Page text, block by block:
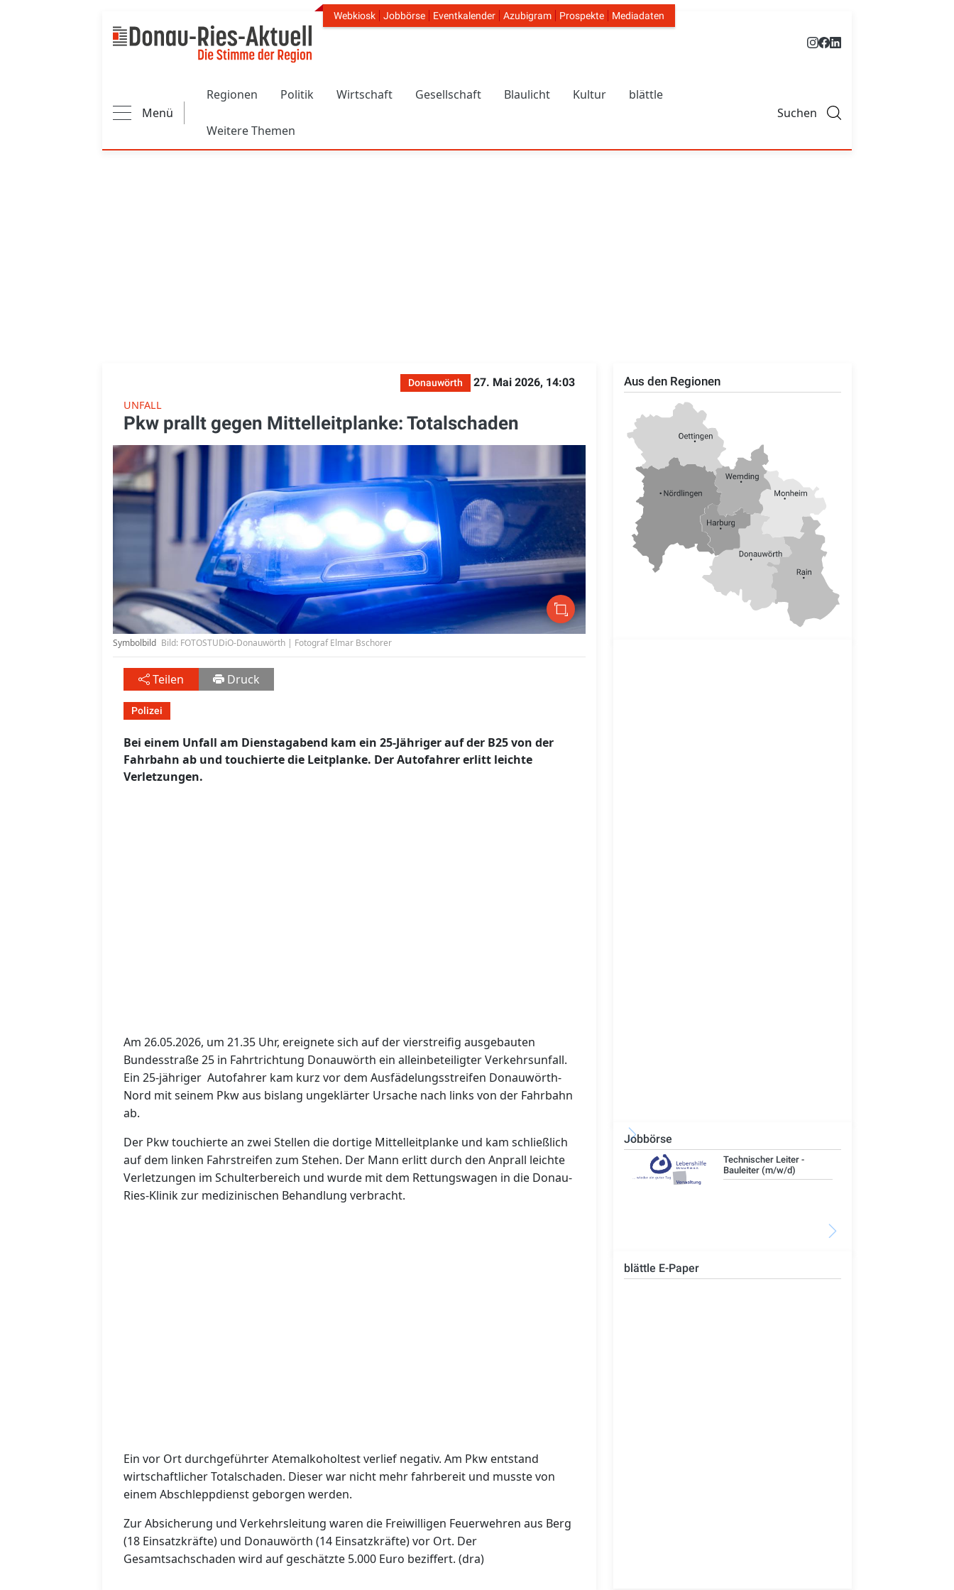
Header Navigation
Webkiosk Jobbörse Eventkalender Azubigram Prospekte Mediadaten
Menü
Regionen Politik Wirtschaft Gesellschaft Blaulicht Kultur blättle
Weitere Themen
Suchen
Donauwörth
27. Mai 2026, 14:03
UNFALL
Pkw prallt gegen Mittelleitplanke: Totalschaden
Symbolbild Bild: FOTOSTUDiO-Donauwörth | Fotograf Elmar Bschorer
Teilen Druck
Polizei
Bei einem Unfall am Dienstagabend kam ein 25-Jähriger auf der B25 von der
Fahrbahn ab und touchierte die Leitplanke. Der Autofahrer erlitt leichte
Verletzungen.
Am 26.05.2026, um 21.35 Uhr, ereignete sich auf der vierstreifig ausgebauten
Bundesstraße 25 in Fahrtrichtung Donauwörth ein alleinbeteiligter Verkehrsunfall.
Ein 25-jähriger Autofahrer kam kurz vor dem Ausfädelungsstreifen Donauwörth-
Nord mit seinem Pkw aus bislang ungeklärter Ursache nach links von der Fahrbahn
ab.
Der Pkw touchierte an zwei Stellen die dortige Mittelleitplanke und kam schließlich
auf dem linken Fahrstreifen zum Stehen. Der Mann erlitt durch den Anprall leichte
Verletzungen im Schulterbereich und wurde mit dem Rettungswagen in die Donau-
Ries-Klinik zur medizinischen Behandlung verbracht.
Ein vor Ort durchgeführter Atemalkoholtest verlief negativ. Am Pkw entstand
wirtschaftlicher Totalschaden. Dieser war nicht mehr fahrbereit und musste von
einem Abschleppdienst geborgen werden.
Zur Absicherung und Verkehrsleitung waren die Freiwilligen Feuerwehren aus Berg
(18 Einsatzkräfte) und Donauwörth (14 Einsatzkräfte) vor Ort. Der
Gesamtsachschaden wird auf geschätzte 5.000 Euro beziffert. (dra)
Aus den Regionen
Jobbörse
Bauzeichner/Bautechniker
Technischer Leiter -
Bauleiter (m/w/d)
blättle E-Paper